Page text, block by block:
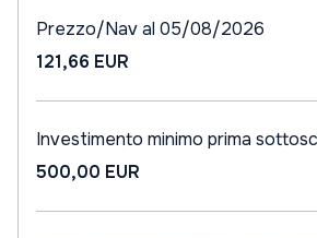
Prezzo/Nav al 05/08/2026
121,66 EUR
Investimento minimo prima
500,00 EUR